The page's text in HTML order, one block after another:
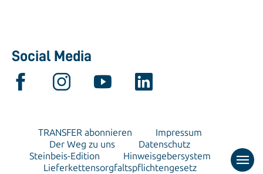
Social Media
TRANSFER abonnieren
Impressum
Der Weg zu uns
Datenschutz
Steinbeis-Edition
Hinweisgebersystem
Lieferkettensorgfaltspflichtengesetz